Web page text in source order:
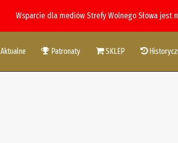
Wsparcie dla mediów Strefy Wolnego Słowa
Aktualne Patronaty SKLEP